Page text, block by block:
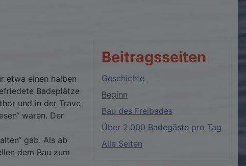
Beitragsseiten
Geschichte
Beginn
Bau des Freibades
Über 2.000 Badegäste pro Tag
Alle Seiten
etwa einen halben
Badeplätze
und in der Trave
waren. Der
gab. Als ab
dem Bau zum